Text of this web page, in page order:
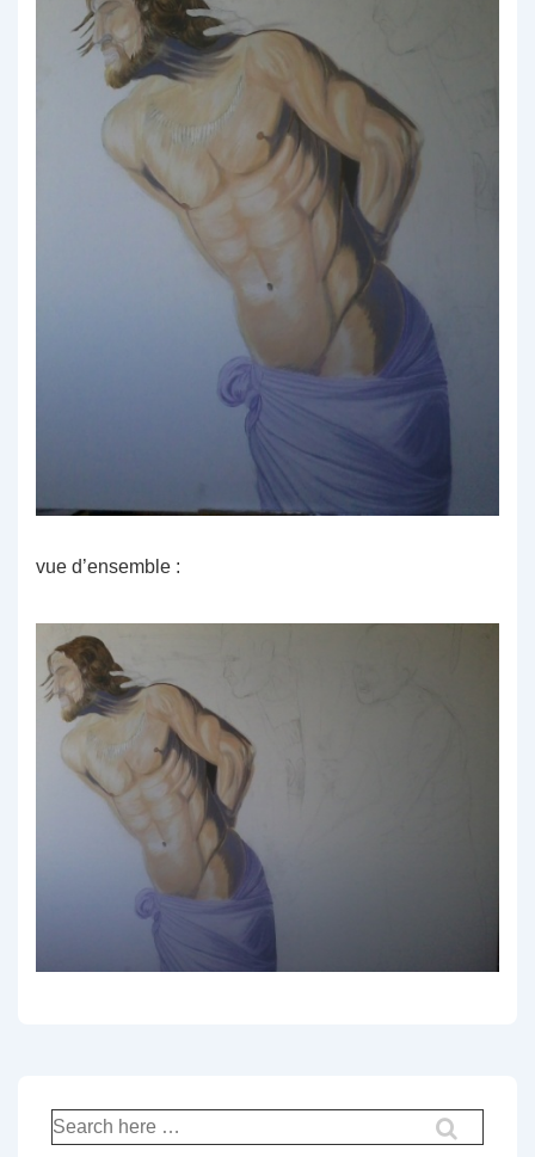
vue d’ensemble :
Recherche
pour: